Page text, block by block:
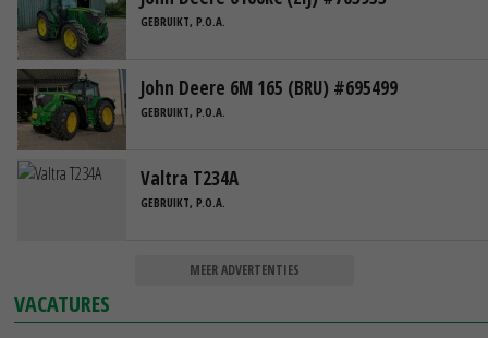
GEBRUIKT, P.O.A.
John Deere 6M 165 (BRU) #695499
GEBRUIKT, P.O.A.
Valtra T234A
GEBRUIKT, P.O.A.
MEER ADVERTENTIES
VACATURES